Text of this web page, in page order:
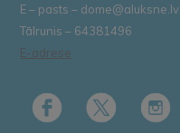
E – pasts – dome@aluksne.lv
Tālrunis – 64381496
E-adrese